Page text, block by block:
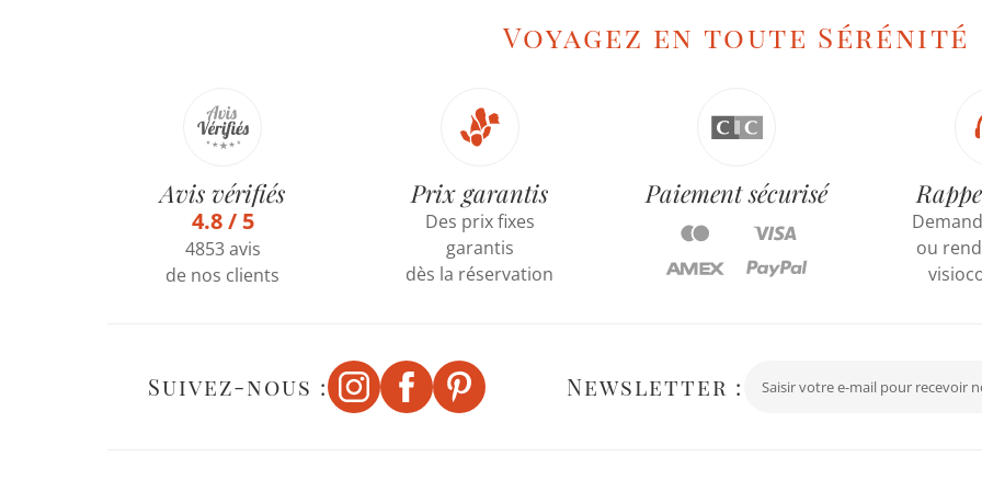
Voyagez en toute Sérénité
Avis vérifiés
4.8 / 5
4853 avis
de nos clients
Prix garantis
Des prix fixes
garantis
dès la réservation
Paiement sécurisé
ou
Suivez-nous : Newsletter :